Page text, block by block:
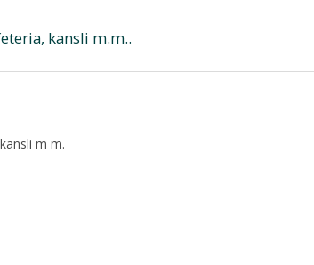
kansli m.m..
m m.